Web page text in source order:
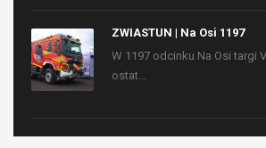
ZWIASTUN | Na Osi 1197
W 1197 odcinku Na Osi targi
ostat...